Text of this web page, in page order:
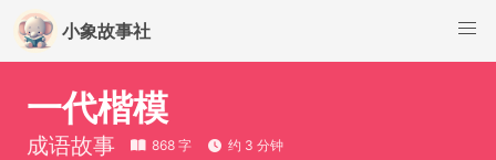
小象故事社
一代楷模
成语故事 868 字 约 3 分钟